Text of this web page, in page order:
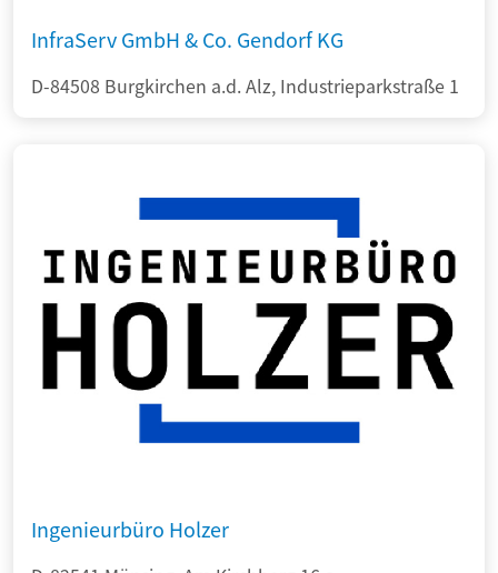
InfraServ GmbH & Co. Gendorf KG
D-84508 Burgkirchen a.d. Alz, Industrieparkstraße 1
Ingenieurbüro Holzer